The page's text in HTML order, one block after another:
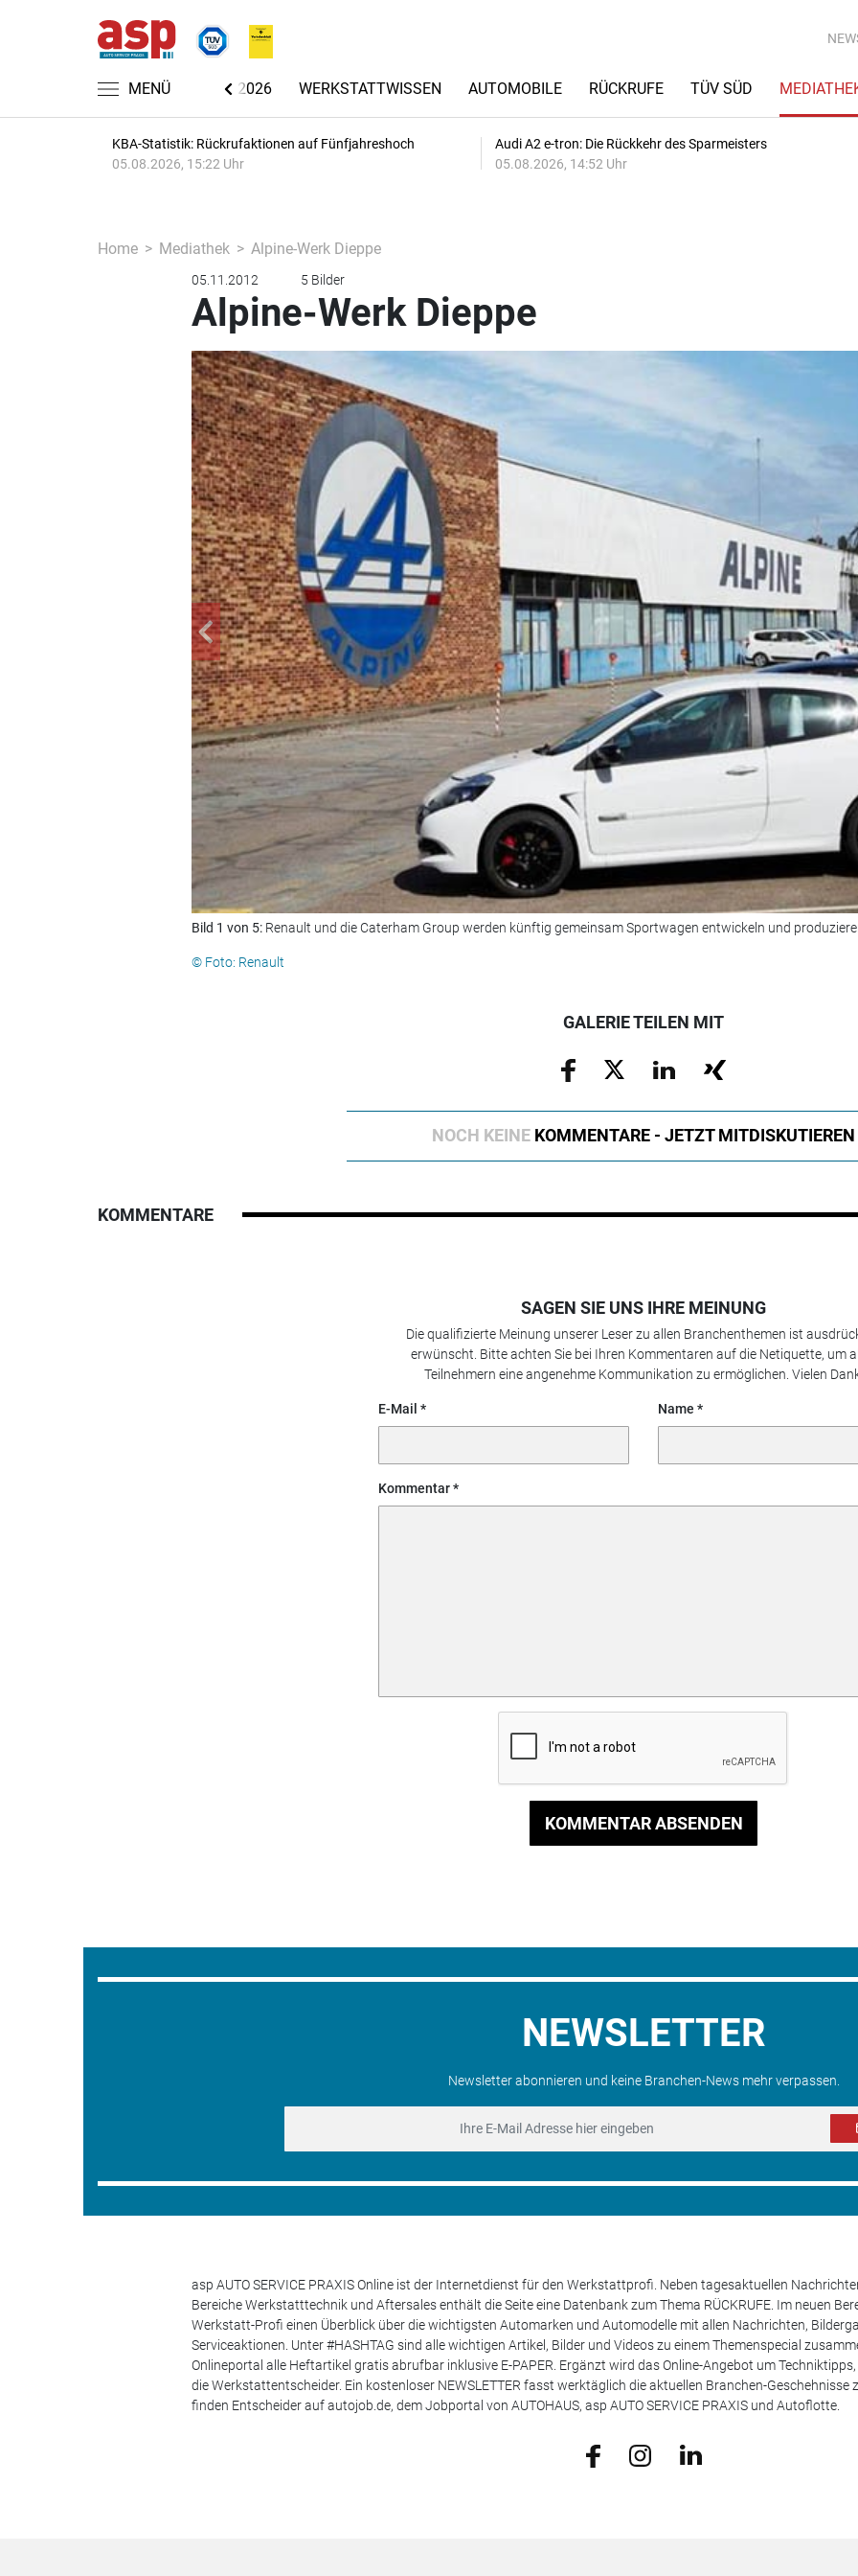
MENÜ
AUTOMECHANIKA 2026 WERKSTATTWISSEN AUTOMOBILE RÜCKRUFE TÜV SÜD
KBA-Statistik: Rückrufaktionen auf Fünfjahreshoch
05.08.2026, 15:22 Uhr
Audi A2 e-tron: Die Rückkehr des Sparmeisters
05.08.2026, 14:52 Uhr
Home Mediathek Alpine-Werk Dieppe
05.11.2012 5 Bilder
Alpine-Werk Dieppe
Bild 1 von 5: Renault und die Caterham Group werden künftig gemeinsam Sportwagen entwickeln und
© Foto: Renault
GALERIE TEILEN MIT
NOCH KEINE KOMMENTARE - JETZT MITDISKUTIEREN
KOMMENTARE
SAGEN SIE UNS IHRE MEINUNG
Die qualifizierte Meinung unserer Leser zu allen Branchenthemen ist
erwünscht. Bitte achten Sie bei Ihren Kommentaren auf die Netiquette, um
Teilnehmern eine angenehme Kommunikation zu ermöglichen. Vielen
E-Mail Name
Kommentar
KOMMENTAR ABSENDEN
NEWSLETTER
Newsletter abonnieren und keine Branchen-News mehr verpassen.
asp AUTO SERVICE PRAXIS Online ist der Internetdienst für den Werkstattprofi. Neben tagesaktuellen
Bereiche Werkstatttechnik und Aftersales enthält die Seite eine Datenbank zum Thema RÜCKRUFE. Im neuen
Werkstatt-Profi einen Überblick über die wichtigsten Automarken und Automodelle mit allen Nachrichten,
Serviceaktionen. Unter #HASHTAG sind alle wichtigen Artikel, Bilder und Videos zu einem Themenspecial
Onlineportal alle Heftartikel gratis abrufbar inklusive E-PAPER. Ergänzt wird das Online-Angebot um
die Werkstattentscheider. Ein kostenloser NEWSLETTER fasst werktäglich die aktuellen Branchen-Geschehnisse
finden Entscheider auf autojob.de, dem Jobportal von AUTOHAUS, asp AUTO SERVICE PRAXIS und Autoflotte.